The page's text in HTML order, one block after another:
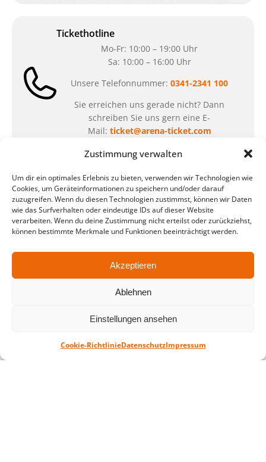
Zustimmung verwalten
Um dir ein optimales Erlebnis zu bieten, verwenden wir Technologien wie
Cookies, um Geräteinformationen zu speichern und/oder darauf
zuzugreifen. Wenn du diesen Technologien zustimmst, können wir Daten
wie das Surfverhalten oder eindeutige IDs auf dieser Website
verarbeiten. Wenn du deine Zustimmung nicht erteilst oder zurückziehst,
können bestimmte Merkmale und Funktionen beeinträchtigt werden.
Akzeptieren
Ablehnen
Einstellungen ansehen
Cookie-RichtlinieDatenschutzImpressum
Tickethotline
Mo-Fr: 10:00 – 19:00 Uhr
Sa: 10:00 – 16:00 Uhr
Unsere Telefonnummer: 0341-2341 100
Sie erreichen uns gerade nicht? Dann
schreiben Sie uns gern eine E-
Mail: ticket@arena-ticket.com
unsere Sonderöffnungszeiten im Sommer:
in der Zeit vom 06.07. – 07.08.2026
Montag – Freitag: 10-18 Uhr Samstag:
Standort
QUARTERBACK Immobilien ARENA
Nahverkehr: Straßenbahn Linien 3, 4, 7, 8, 15